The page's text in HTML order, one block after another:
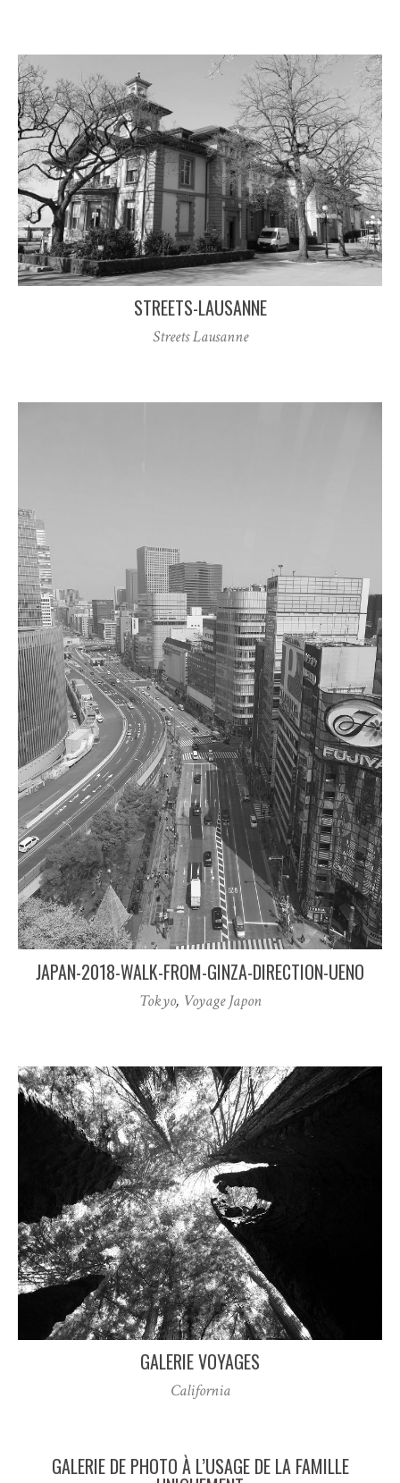
STREETS-LAUSANNE
Streets Lausanne
JAPAN-2018-WALK-FROM-GINZA-DIRECTION-UENO
Tokyo, Voyage Japon
GALERIE VOYAGES
California
GALERIE DE PHOTO À L’USAGE DE LA FAMILLE